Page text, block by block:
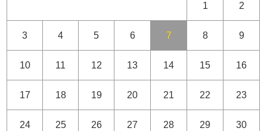
1 2
3 4 5 6 7 8 9
10 11 12 13 14 15 16
17 18 19 20 21 22 23
24 25 26 27 28 29 30